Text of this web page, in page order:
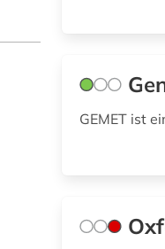
GEMET ist